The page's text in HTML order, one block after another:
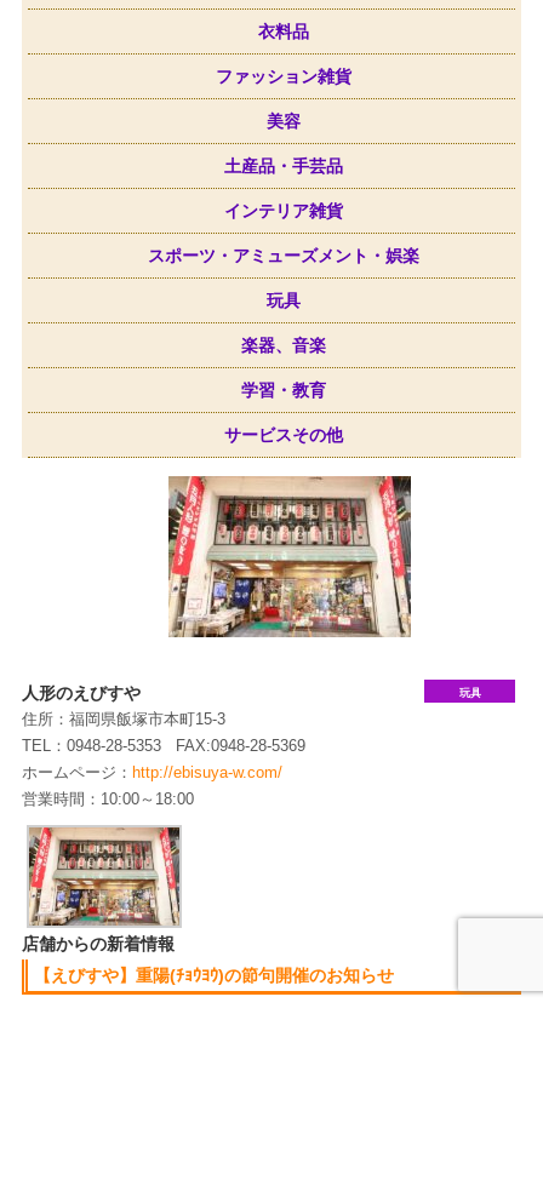
衣料品
ファッション雑貨
美容
土産品・手芸品
インテリア雑貨
スポーツ・アミューズメント・娯楽
玩具
楽器、音楽
学習・教育
サービスその他
人形のえびすや 玩具
住所：福岡県飯塚市本町15-3
TEL：0948-28-5353FAX:0948-28-5369
ホームページ： http://ebisuya-w.com/
営業時間：10:00～18:00
店舗からの新着情報
【えびすや】重陽(ﾁｮｳﾖｳ)の節句開催のお知らせ